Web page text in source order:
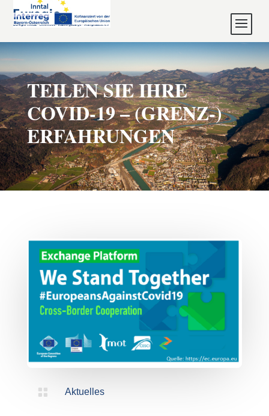
TEILEN SIE IHRE
COVID-19 – (GRENZ-)
ERFAHRUNGEN
 Aktuelles